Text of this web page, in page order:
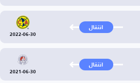
انتقال
2022-06-30
انتقال
2021-06-30